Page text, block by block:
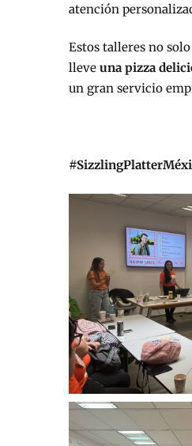
atención
Estos talleres no
lleve una pizza
un gran servicio